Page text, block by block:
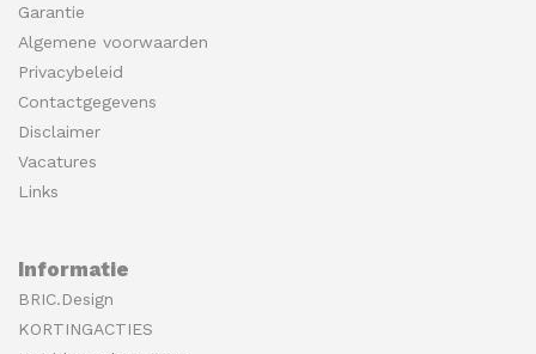
Garantie
Algemene voorwaarden
Privacybeleid
Contactgegevens
Disclaimer
Vacatures
Links
Informatie
BRIC.Design
KORTINGACTIES